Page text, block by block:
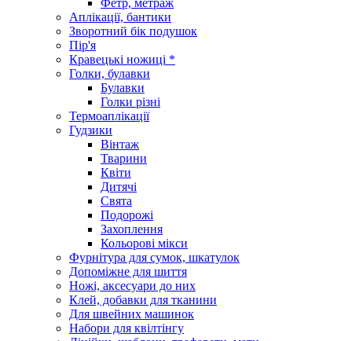
Аплікації, бантики
Зворотний бік подушок
Пір'я
Кравецькі ножиці *
Голки, булавки
Булавки
Голки різні
Термоаплікації
Гудзики
Вінтаж
Тварини
Квіти
Дитячі
Свята
Подорожі
Захоплення
Кольорові мікси
Фурнітура для сумок, шкатулок
Допоміжне для шиття
Ножі, аксесуари до них
Клей, добавки для тканини
Для швейних машинок
Набори для квілтінгу